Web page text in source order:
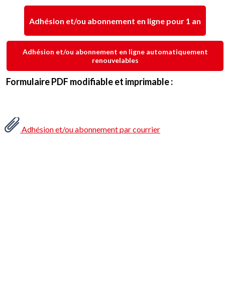
Adhésion et/ou abonnement en ligne pour 1 an
Adhésion et/ou abonnement en ligne automatiquement
renouvelables
Formulaire PDF modifiable et imprimable :
Adhésion et/ou abonnement par courrier